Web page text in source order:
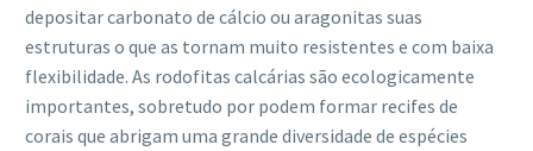
depositar carbonato de cálcio ou aragonitas suas
estruturas o que as tornam muito resistentes e com baixa
flexibilidade. As rodofitas calcárias são ecologicamente
importantes, sobretudo por podem formar recifes de
corais que abrigam uma grande diversidade de espécies